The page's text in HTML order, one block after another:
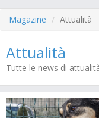
Magazine Attualità
Attualità
Tutte le news di